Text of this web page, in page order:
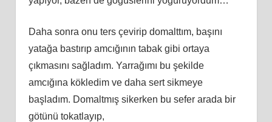
Daha sonra onu ters çevirip domalttım, başını
yatağa bastırıp amcığının tabak gibi ortaya
çıkmasını sağladım. Yarrağımı bu şekilde
amcığına kökledim ve daha sert sikmeye
başladım. Domaltmış sikerken bu sefer arada bir
götünü tokatlayıp,